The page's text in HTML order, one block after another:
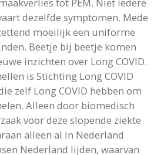
tot PEM. Niet iedere
dezelfde symptomen. Mede
moeilijk een uniforme
Beetje bij beetje komen
inzichten over Long COVID.
is Stichting Long COVID
zelf Long COVID hebben om
Alleen door biomedisch
voor deze slopende ziekte
alleen al in Nederland
Nederland lijden, waarvan